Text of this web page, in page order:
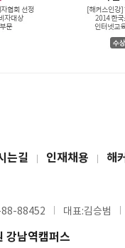
는길 인재채용 해
88-88452 대표:김승범
강남역캠퍼스